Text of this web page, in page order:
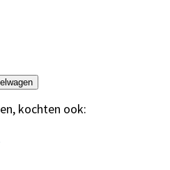
kochten ook: